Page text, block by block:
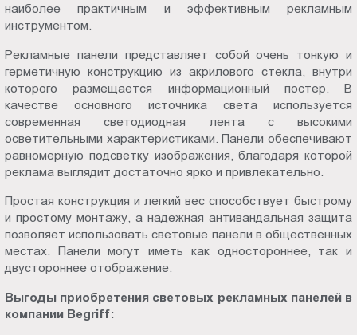
наиболее практичным и эффективным рекламным
инструментом.
Рекламные панели представляет собой очень тонкую и
герметичную конструкцию из акрилового стекла, внутри
которого размещается информационный постер. В
качестве основного источника света используется
современная светодиодная лента с высокими
осветительными характеристиками. Панели обеспечивают
равномерную подсветку изображения, благодаря которой
реклама выглядит достаточно ярко и привлекательно.
Простая конструкция и легкий вес способствует быстрому
и простому монтажу, а надежная антивандальная защита
позволяет использовать световые панели в общественных
местах. Панели могут иметь как одностороннее, так и
двустороннее отображение.
Выгоды приобретения световых рекламных панелей в
компании Begriff: